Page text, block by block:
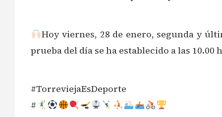
Hoy viernes, 28 de enero, segunda y
prueba del día se ha establecido a las 10.00
#TorreviejaEsDeporte
#